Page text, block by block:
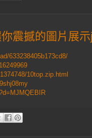
震撼的圖片展
633238405b173cd8/
10top.zip.html